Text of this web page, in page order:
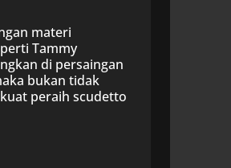
materi
Tammy
di persaingan
bukan tidak
peraih scudetto